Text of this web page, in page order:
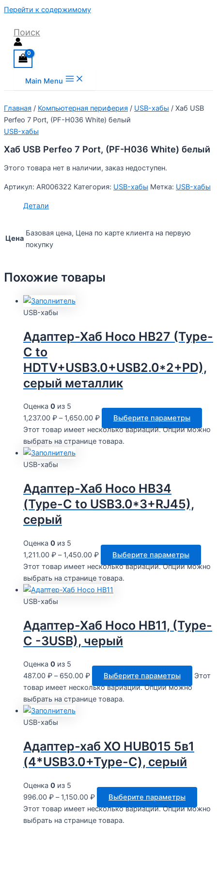
Перейти к содержимому
Поиск
Main Menu
Главная / Компьютерная периферия / USB-хабы / Хаб USB
Perfeo 7 Port, (PF-H036 White) белый
USB-хабы
Хаб USB Perfeo 7 Port, (PF-H036 White) белый
Этого товара нет в наличии, заказ недоступен.
Артикул: AR006322 Категория: USB-хабы Метка: USB-хабы
Детали
Цена
Базовая цена, Цена по карте клиента на первую
покупку
Похожие товары
USB-хабы
Адаптер-Хаб Hoco HB27 (Type-
C to
HDTV+USB3.0+USB2.0*2+PD),
серый металлик
Оценка 0 из 5
1,237.00 ₽ – 1,650.00 ₽
Выберите параметры
Этот товар имеет несколько вариаций. Опции можно
выбрать на странице товара.
USB-хабы
Адаптер-Хаб Hoco HB34
(Type-C to USB3.0*3+RJ45),
серый
Оценка 0 из 5
1,211.00 ₽ – 1,450.00 ₽
Выберите параметры
Этот товар имеет несколько вариаций. Опции можно
выбрать на странице товара.
USB-хабы
Адаптер-Хаб Hoco HB11, (Type-
C -3USB), черый
Оценка 0 из 5
487.00 ₽ – 650.00 ₽ Выберите параметры
Этот
товар имеет несколько вариаций. Опции можно
выбрать на странице товара.
USB-хабы
Адаптер-хаб XO HUB015 5в1
(4*USB3.0+Type-C), серый
Оценка 0 из 5
996.00 ₽ – 1,150.00 ₽
Выберите параметры
Этот товар имеет несколько вариаций. Опции можно
выбрать на странице товара.